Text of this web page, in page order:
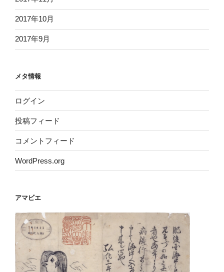
2017年10月
2017年9月
メタ情報
ログイン
投稿フィード
コメントフィード
WordPress.org
アマビエ